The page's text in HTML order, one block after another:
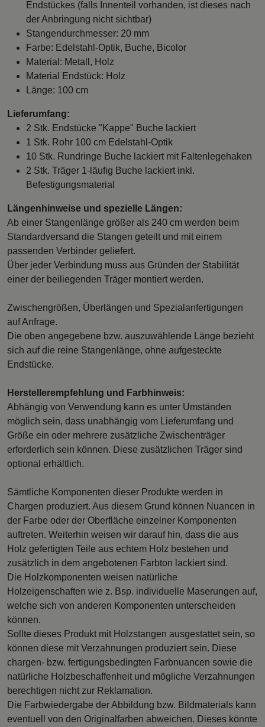
Endstückes (falls Innenteil vorhanden, ist dieses nach
der Anbringung nicht sichtbar)
Stangendurchmesser: 20 mm
Farbe: Edelstahl-Optik, Buche, Bicolor
Material: Metall, Holz
Material Endstück: Holz
Länge: 100 cm
Lieferumfang:
2 Stk. Endstücke "Kappe" Buche lackiert
1 Stk. Rohr 100 cm Edelstahl-Optik
10 Stk. Rundringe Buche lackiert mit Faltenlegehaken
2 Stk. Träger 1-läufig Buche lackiert inkl.
Befestigungsmaterial
Längenhinweise und spezielle Längen:
Ab einer Stangenlänge größer als 240 cm werden beim
Standardversand die Stangen geteilt und mit einem
passenden Verbinder geliefert.
Über jeder Verbindung muss aus Gründen der Stabilität
einer der beiliegenden Träger montiert werden.
Zwischengrößen, Überlängen und Spezialanfertigungen
auf Anfrage.
Die oben angegebene bzw. auszuwählende Länge bezieht
sich auf die reine Stangenlänge, ohne aufgesteckte
Endstücke.
Herstellerempfehlung und Farbhinweis:
Abhängig von Verwendung kann es unter Umständen
möglich sein, dass unabhängig vom Lieferumfang und
Größe ein oder mehrere zusätzliche Zwischenträger
erforderlich sein können. Diese zusätzlichen Träger sind
optional erhältlich.
Sämtliche Komponenten dieser Produkte werden in
Chargen produziert. Aus diesem Grund können Nuancen in
der Farbe oder der Oberfläche einzelner Komponenten
auftreten. Weiterhin weisen wir darauf hin, dass die aus
Holz gefertigten Teile aus echtem Holz bestehen und
zusätzlich in dem angebotenen Farbton lackiert sind.
Die Holzkomponenten weisen natürliche
Holzeigenschaften wie z. Bsp. individuelle Maserungen auf,
welche sich von anderen Komponenten unterscheiden
können.
Sollte dieses Produkt mit Holzstangen ausgestattet sein, so
können diese mit Verzahnungen produziert sein. Diese
chargen- bzw. fertigungsbedingten Farbnuancen sowie die
natürliche Holzbeschaffenheit und mögliche Verzahnungen
berechtigen nicht zur Reklamation.
Die Farbwiedergabe der Abbildung bzw. Bildmaterials kann
eventuell von den Originalfarben abweichen. Dieses könnte